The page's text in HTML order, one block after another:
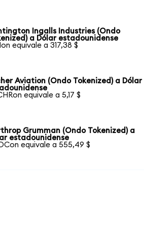
Ingalls Industries (Ondo
a Dólar estadounidense
equivale a 317,38 $
Aviation (Ondo Tokenized) a Dólar
equivale a 5,17 $
Grumman (Ondo Tokenized) a
estadounidense
equivale a 555,49 $